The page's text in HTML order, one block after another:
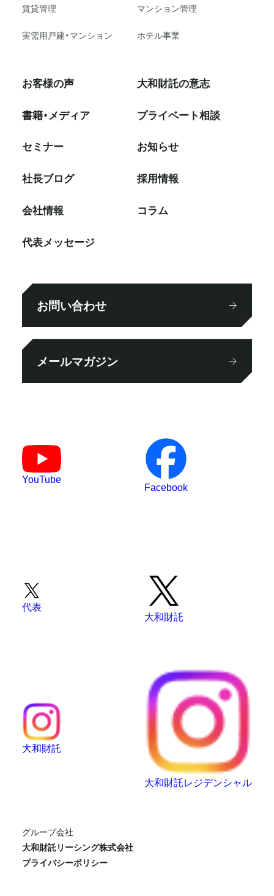
賃貸管理
マンション管理
実需用戸建・マンション
ホテル事業
お客様の声
書籍・メディア
セミナー
社⻑ブログ
会社情報
代表メッセージ
大和財託の意志
プライベート相談
お知らせ
採⽤情報
コラム
お問い合わせ
メールマガジン
YouTube
Facebook
代表
大和財託
大和財託
大和財託レジデンシャル
グループ会社
大和財託リーシング株式会社
プライバシーポリシー